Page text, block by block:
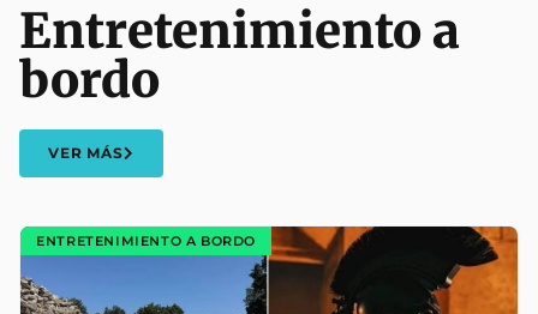
Entretenimiento a
bordo
VER MÁS
ENTRETENIMIENTO A BORDO